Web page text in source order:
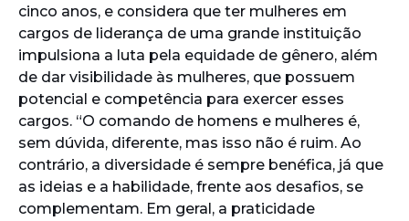
cinco anos, e considera que ter mulheres em
cargos de liderança de uma grande instituição
impulsiona a luta pela equidade de gênero, além
de dar visibilidade às mulheres, que possuem
potencial e competência para exercer esses
cargos. “O comando de homens e mulheres é,
sem dúvida, diferente, mas isso não é ruim. Ao
contrário, a diversidade é sempre benéfica, já que
as ideias e a habilidade, frente aos desafios, se
complementam. Em geral, a praticidade